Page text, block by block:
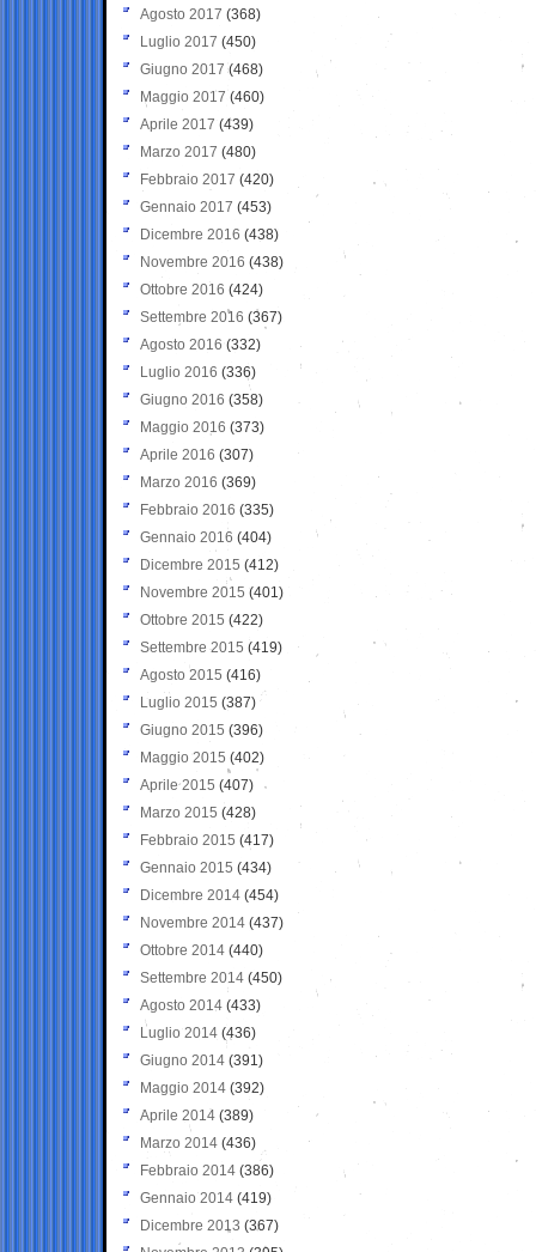
Agosto 2017 (368)
Luglio 2017 (450)
Giugno 2017 (468)
Maggio 2017 (460)
Aprile 2017 (439)
Marzo 2017 (480)
Febbraio 2017 (420)
Gennaio 2017 (453)
Dicembre 2016 (438)
Novembre 2016 (438)
Ottobre 2016 (424)
Settembre 2016 (367)
Agosto 2016 (332)
Luglio 2016 (336)
Giugno 2016 (358)
Maggio 2016 (373)
Aprile 2016 (307)
Marzo 2016 (369)
Febbraio 2016 (335)
Gennaio 2016 (404)
Dicembre 2015 (412)
Novembre 2015 (401)
Ottobre 2015 (422)
Settembre 2015 (419)
Agosto 2015 (416)
Luglio 2015 (387)
Giugno 2015 (396)
Maggio 2015 (402)
Aprile 2015 (407)
Marzo 2015 (428)
Febbraio 2015 (417)
Gennaio 2015 (434)
Dicembre 2014 (454)
Novembre 2014 (437)
Ottobre 2014 (440)
Settembre 2014 (450)
Agosto 2014 (433)
Luglio 2014 (436)
Giugno 2014 (391)
Maggio 2014 (392)
Aprile 2014 (389)
Marzo 2014 (436)
Febbraio 2014 (386)
Gennaio 2014 (419)
Dicembre 2013 (367)